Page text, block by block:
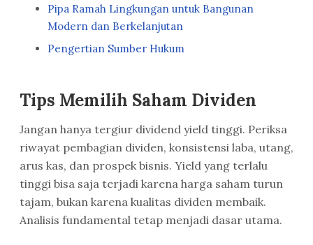
Pipa Ramah Lingkungan untuk Bangunan
Modern dan Berkelanjutan
Pengertian Sumber Hukum
Tips Memilih Saham Dividen
Jangan hanya tergiur dividend yield tinggi. Periksa
riwayat pembagian dividen, konsistensi laba, utang,
arus kas, dan prospek bisnis. Yield yang terlalu
tinggi bisa saja terjadi karena harga saham turun
tajam, bukan karena kualitas dividen membaik.
Analisis fundamental tetap menjadi dasar utama.